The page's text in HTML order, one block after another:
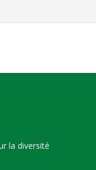
la diversité